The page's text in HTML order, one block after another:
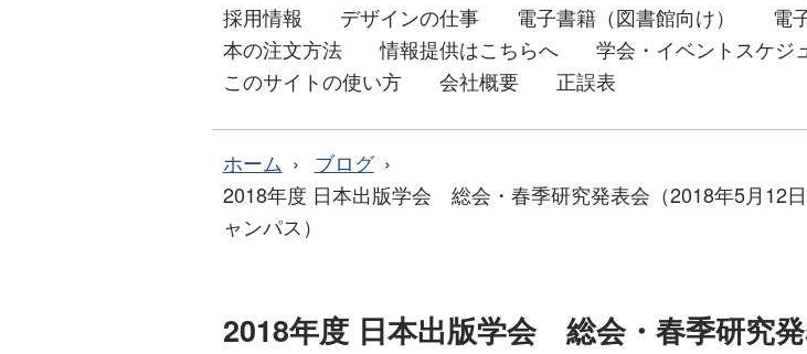
採用情報
デザインの仕事 電子書籍（図書館向け） 電
本の注文方法
情報提供はこちらへ 学会・イベントスケジ
このサイトの使い方
会社概要 正誤表
ホーム
ブログ
2018年度 日本出版学会 総会・春季研究発表会（2018年5月12
ャンパス）
2018年度 日本出版学会 総会・春季研究